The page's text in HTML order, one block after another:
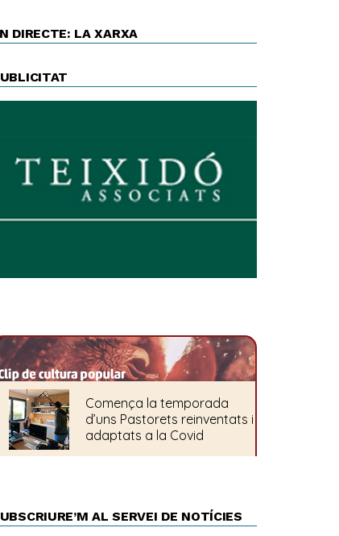
DIRECTE: LA XARXA
AL SERVEI DE NOTÍCIES